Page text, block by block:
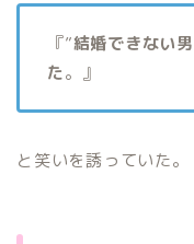
『”結婚できない男
た。』
と笑いを誘っていた。